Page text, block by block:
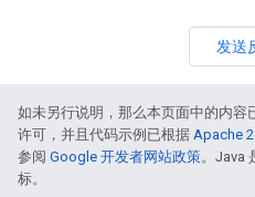
发送
如未另行说明，那么本页面中的内容
许可，并且代码示例已根据 Apache
参阅 Google 开发者网站政策。Java
标。